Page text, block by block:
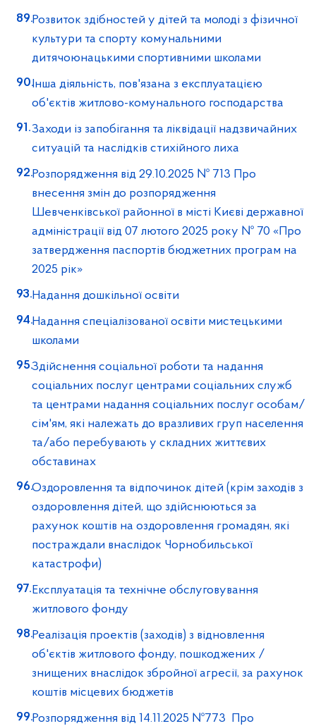
Розвиток здібностей у дітей та молоді з фізичної
культури та спорту комунальними
дитячоюнацькими спортивними школами
Інша діяльність, пов'язана з експлуатацією
об'єктів житлово-комунального господарства
Заходи із запобігання та ліквідації надзвичайних
ситуацій та наслідків стихійного лиха
Розпорядження від 29.10.2025 № 713 Про
внесення змін до розпорядження
Шевченківської районної в місті Києві державної
адміністрації від 07 лютого 2025 року № 70 «Про
затвердження паспортів бюджетних програм на
2025 рік»
Надання дошкільної освіти
Надання спеціалізованої освіти мистецькими
школами
Здійснення соціальної роботи та надання
соціальних послуг центрами соціальних служб
та центрами надання соціальних послуг особам/
сім'ям, які належать до вразливих груп населення
та/або перебувають у складних життєвих
обставинах
Оздоровлення та відпочинок дітей (крім заходів з
оздоровлення дітей, що здійснюються за
рахунок коштів на оздоровлення громадян, які
постраждали внаслідок Чорнобильської
катастрофи)
Експлуатація та технічне обслуговування
житлового фонду
Реалізація проектів (заходів) з відновлення
об'єктів житлового фонду, пошкоджених /
знищених внаслідок збройної агресії, за рахунок
коштів місцевих бюджетів
Розпорядження від 14.11.2025 №773 Про